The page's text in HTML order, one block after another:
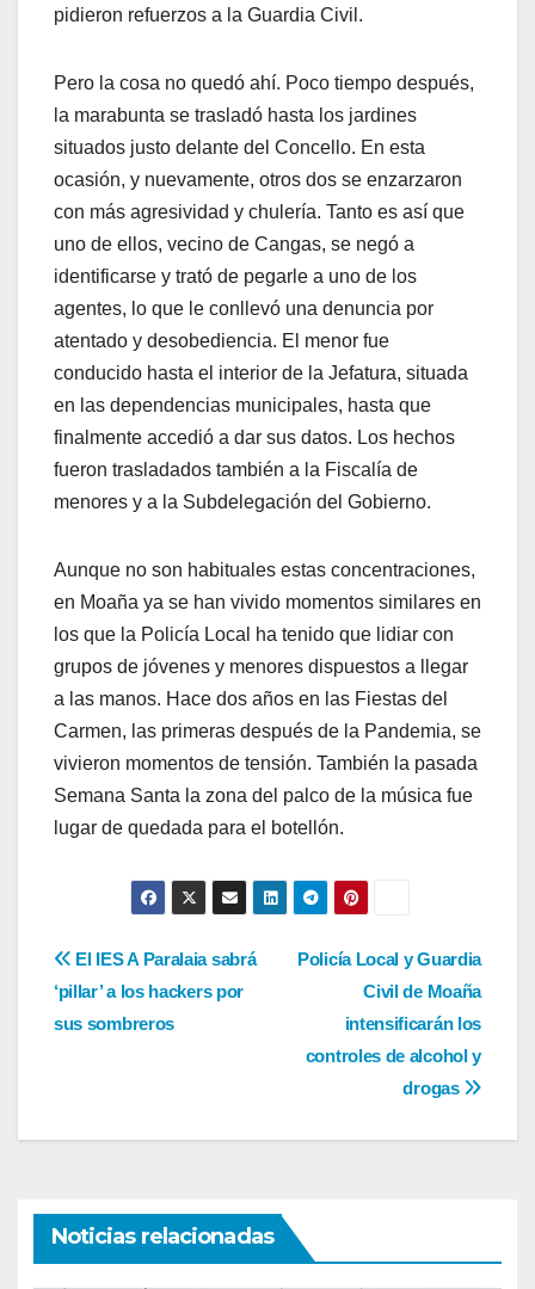
pidieron refuerzos a la Guardia Civil.
Pero la cosa no quedó ahí. Poco tiempo después,
la marabunta se trasladó hasta los jardines
situados justo delante del Concello. En esta
ocasión, y nuevamente, otros dos se enzarzaron
con más agresividad y chulería. Tanto es así que
uno de ellos, vecino de Cangas, se negó a
identificarse y trató de pegarle a uno de los
agentes, lo que le conllevó una denuncia por
atentado y desobediencia. El menor fue
conducido hasta el interior de la Jefatura, situada
en las dependencias municipales, hasta que
finalmente accedió a dar sus datos. Los hechos
fueron trasladados también a la Fiscalía de
menores y a la Subdelegación del Gobierno.
Aunque no son habituales estas concentraciones,
en Moaña ya se han vivido momentos similares en
los que la Policía Local ha tenido que lidiar con
grupos de jóvenes y menores dispuestos a llegar
a las manos. Hace dos años en las Fiestas del
Carmen, las primeras después de la Pandemia, se
vivieron momentos de tensión. También la pasada
Semana Santa la zona del palco de la música fue
lugar de quedada para el botellón.
Navegación
de
Policía Local y Guardia
Civil de Moaña
intensificarán los
controles de alcohol y
drogas
El IES A Paralaia sabrá
‘pillar’ a los hackers por
sus sombreros
Noticias relacionadas